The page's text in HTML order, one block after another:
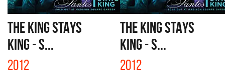
THE KING STAYS
KING - S...
2012
THE KING STAYS
KING - S...
2012